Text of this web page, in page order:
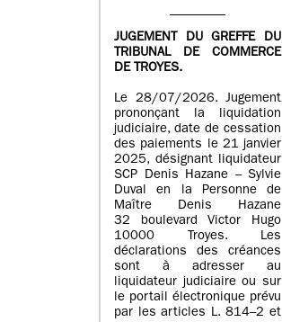
JUGEMENT DU GREFFE DU
TRIBUNAL DE COMMERCE
DE TROYES.
Le 28/07/2026. Jugement
prononçant la liquidation
judiciaire, date de cessation
des paiements le 21 janvier
2025, désignant liquidateur
SCP Denis Hazane – Sylvie
Duval en la Personne de
Maître Denis Hazane
32 boulevard Victor Hugo
10000 Troyes. Les
déclarations des créances
sont à adresser au
liquidateur judiciaire ou sur
le portail électronique prévu
par les articles L. 814–2 et